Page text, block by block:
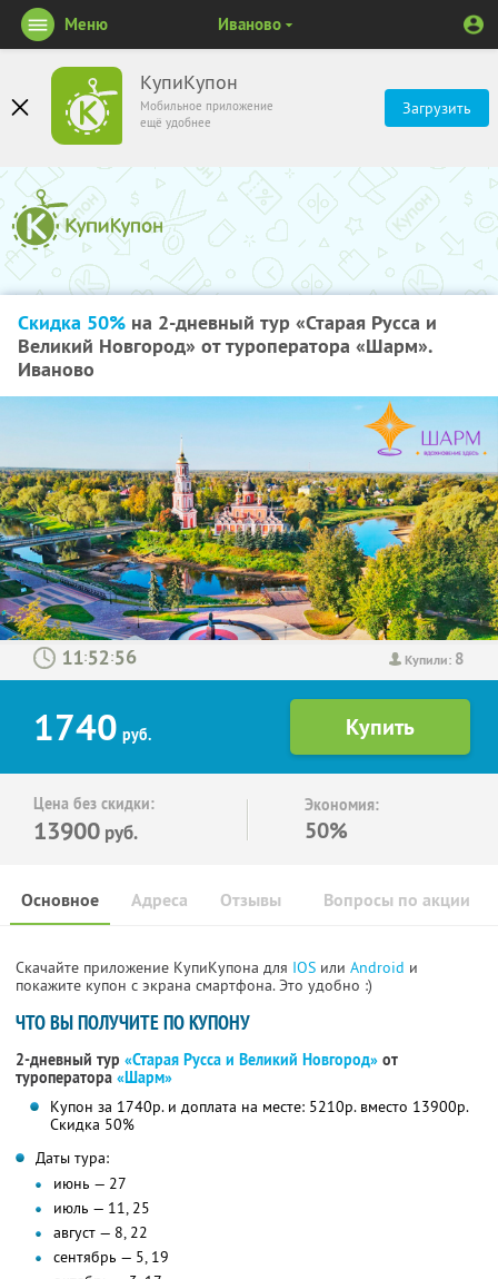
КупиКупон
Мобильное приложение
ещё удобнее
Загрузить
Меню Иваново
Скидка 50% на 2-дневный тур «Старая Русса и
Великий Новгород» от туроператора «Шарм».
Иваново
Купили: 8
: :
1740 руб.
Цена без скидки:
13900 руб.
Экономия:
50%
Основное Отзывы Вопросы по акции
Адреса
Скачайте приложение КупиКупона для IOS или Android и
покажите купон с экрана смартфона. Это удобно :)
ЧТО ВЫ ПОЛУЧИТЕ ПО КУПОНУ
2-дневный тур «Старая Русса и Великий Новгород» от
туроператора «Шарм»
Купон за 1740р. и доплата на месте: 5210р. вместо 13900р.
Скидка 50%
Даты тура:
июнь — 27
июль — 11, 25
август — 8, 22
сентябрь — 5, 19